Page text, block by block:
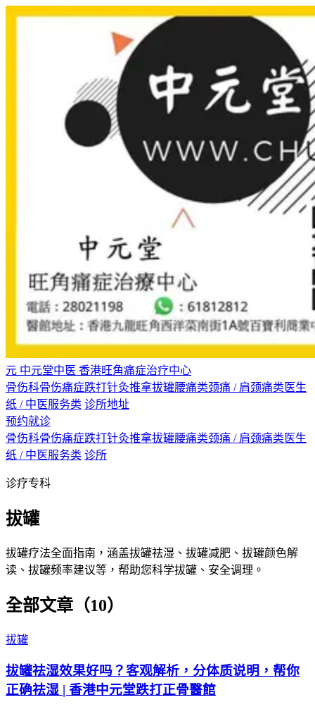
元 中元堂中医 香港旺角痛症治疗中心
骨伤科骨伤痛症跌打针灸推拿拔罐腰痛类颈痛 / 肩颈痛类 医生
纸 / 中医服务类 诊所地址
预约就诊
骨伤科骨伤痛症跌打针灸推拿拔罐腰痛类颈痛 / 肩颈痛类 医生
纸 / 中医服务类 诊所
诊疗专科
拔罐
拔罐疗法全面指南，涵盖拔罐祛湿、拔罐减肥、拔罐颜色解
读、拔罐频率建议等，帮助您科学拔罐、安全调理。
全部文章（10）
拔罐
拔罐祛湿效果好吗？客观解析，分体质说明，帮你
正确祛湿 | 香港中元堂跌打正骨醫館